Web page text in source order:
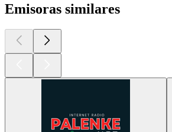
Emisoras similares